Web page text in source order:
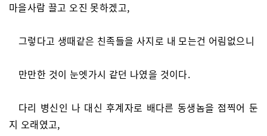
마을사람 끌고 오진 못하겠고,
그렇다고 생때같은 친족들을 사지로 내 모는건 어림없으니
만만한 것이 눈엣가시 같던 나였을 것이다.
다리 병신인 나 대신 후계자로 배다른 동생놈을 점찍어 둔
지 오래였고,